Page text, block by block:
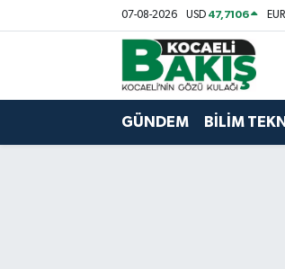
07-08-2026 USD 47,7106 EUR
GÜNDEM BİLİM
Kocaeli Nöbetçi Eczaneler
Kocaeli Hava Durumu